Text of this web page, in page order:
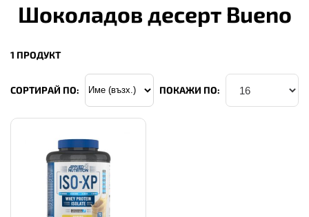
Шоколадов десерт Bueno
1 ПРОДУКТ
СОРТИРАЙ ПО: ПОКАЖИ ПО: